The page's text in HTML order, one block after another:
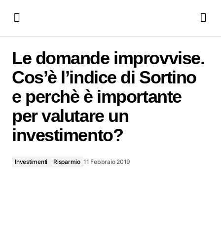
importante per valutare un investimento?
Le domande improvvise.
Cos’è l’indice di Sortino
e perchè è importante
per valutare un
investimento?
Investimenti Risparmio 11 Febbraio 2019